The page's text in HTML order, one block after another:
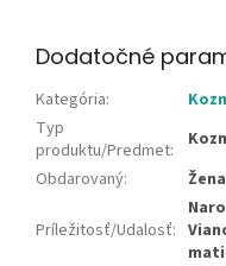
Dodatočné
Kategória:
Typ
produktu/Predmet:
Obdarovaný: Žena
Príležitosť/Udalosť: